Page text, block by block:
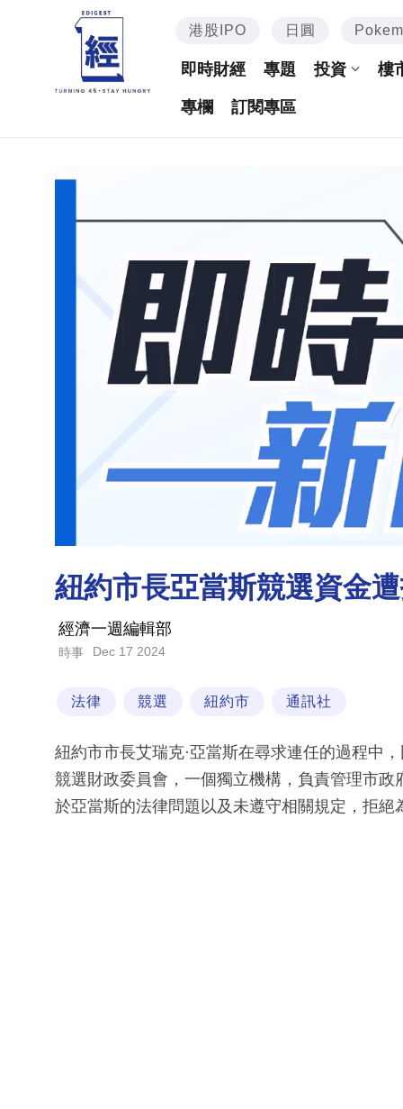
港股IPO 日圓
即時財經 專題 投資 樓
專欄 訂閱專區
紐約市長亞當斯競選資金
經濟一週編輯部
時事 Dec 17 2024
法律 競選 紐約市 通訊社
紐約市市長艾瑞克·亞當斯在尋求連任的過程中
競選財政委員會，一個獨立機構，負責管理市
於亞當斯的法律問題以及未遵守相關規定，拒